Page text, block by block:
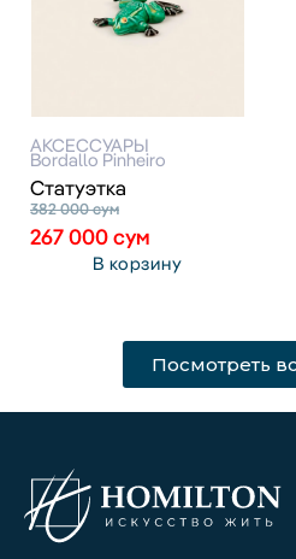
АКСЕССУАРЫ
Bordallo Pinheiro
Статуэтка
382 000сум
267 000сум
В корзину
Посмотреть